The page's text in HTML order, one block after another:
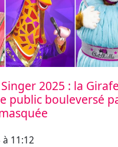
2025 : la
public bouleversé
11:12